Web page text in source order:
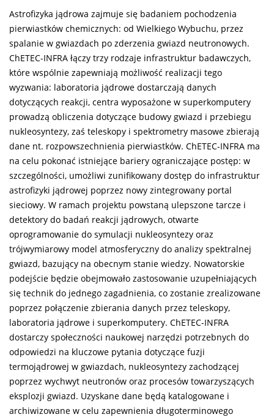
Astrofizyka jądrowa zajmuje się badaniem pochodzenia
pierwiastków chemicznych: od Wielkiego Wybuchu, przez
spalanie w gwiazdach po zderzenia gwiazd neutronowych.
ChETEC-INFRA łączy trzy rodzaje infrastruktur badawczych,
które wspólnie zapewniają możliwość realizacji tego
wyzwania: laboratoria jądrowe dostarczają danych
dotyczących reakcji, centra wyposażone w superkomputery
prowadzą obliczenia dotyczące budowy gwiazd i przebiegu
nukleosyntezy, zaś teleskopy i spektrometry masowe zbierają
dane nt. rozpowszechnienia pierwiastków. ChETEC-INFRA ma
na celu pokonać istniejące bariery ograniczające postęp: w
szczególności, umożliwi zunifikowany dostęp do infrastruktur
astrofizyki jądrowej poprzez nowy zintegrowany portal
sieciowy. W ramach projektu powstaną ulepszone tarcze i
detektory do badań reakcji jądrowych, otwarte
oprogramowanie do symulacji nukleosyntezy oraz
trójwymiarowy model atmosferyczny do analizy spektralnej
gwiazd, bazujący na obecnym stanie wiedzy. Nowatorskie
podejście będzie obejmowało zastosowanie uzupełniających
się technik do jednego zagadnienia, co zostanie zrealizowane
poprzez połączenie zbierania danych przez teleskopy,
laboratoria jądrowe i superkomputery. ChETEC-INFRA
dostarczy społeczności naukowej narzędzi potrzebnych do
odpowiedzi na kluczowe pytania dotyczące fuzji
termojądrowej w gwiazdach, nukleosyntezy zachodzącej
poprzez wychwyt neutronów oraz procesów towarzyszących
eksplozji gwiazd. Uzyskane dane będą katalogowane i
archiwizowane w celu zapewnienia długoterminowego